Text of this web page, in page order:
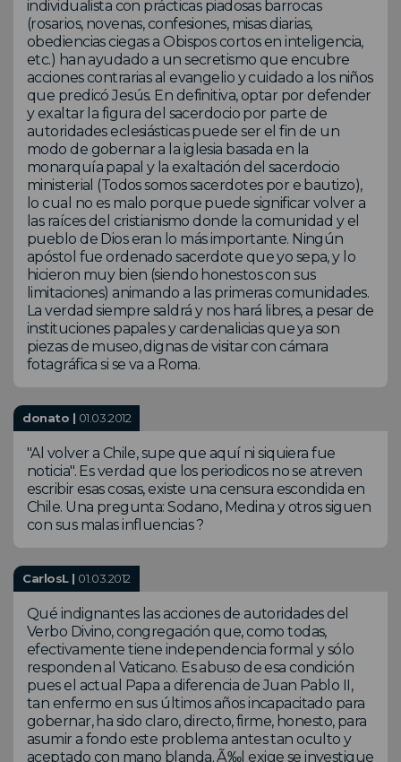
individualista con prácticas piadosas barrocas
(rosarios, novenas, confesiones, misas diarias,
obediencias ciegas a Obispos cortos en inteligencia,
etc.) han ayudado a un secretismo que encubre
acciones contrarias al evangelio y cuidado a los niños
que predicó Jesús. En definitiva, optar por defender
y exaltar la figura del sacerdocio por parte de
autoridades eclesiásticas puede ser el fin de un
modo de gobernar a la iglesia basada en la
monarquía papal y la exaltación del sacerdocio
ministerial (Todos somos sacerdotes por e bautizo),
lo cual no es malo porque puede significar volver a
las raíces del cristianismo donde la comunidad y el
pueblo de Dios eran lo más importante. Ningún
apóstol fue ordenado sacerdote que yo sepa, y lo
hicieron muy bien (siendo honestos con sus
limitaciones) animando a las primeras comunidades.
La verdad siempre saldrá y nos hará libres, a pesar de
instituciones papales y cardenalicias que ya son
piezas de museo, dignas de visitar con cámara
fotagráfica si se va a Roma.
donato | 01.03.2012
"Al volver a Chile, supe que aquí ni siquiera fue
noticia". Es verdad que los periodicos no se atreven
escribir esas cosas, existe una censura escondida en
Chile. Una pregunta: Sodano, Medina y otros siguen
con sus malas influencias ?
CarlosL | 01.03.2012
Qué indignantes las acciones de autoridades del
Verbo Divino, congregación que, como todas,
efectivamente tiene independencia formal y sólo
responden al Vaticano. Es abuso de esa condición
pues el actual Papa a diferencia de Juan Pablo II,
tan enfermo en sus últimos años incapacitado para
gobernar, ha sido claro, directo, firme, honesto, para
asumir a fondo este problema antes tan oculto y
aceptado con mano blanda. Ã‰l exige se investigue